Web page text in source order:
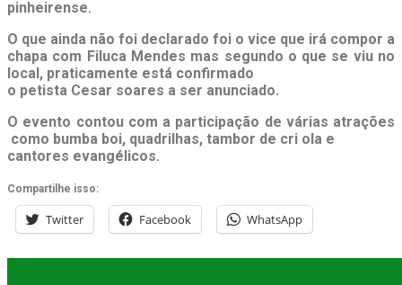
pinheirense.
O que ainda não foi declarado foi o vice que irá compor a
chapa com Filuca Mendes mas segundo o que se viu no
local, praticamente está confirmado
o petista Cesar soares a ser anunciado.
O evento contou com a participação de várias atrações
como bumba boi, quadrilhas, tambor de cri ola e
cantores evangélicos.
Compartilhe isso:
Twitter Facebook WhatsApp